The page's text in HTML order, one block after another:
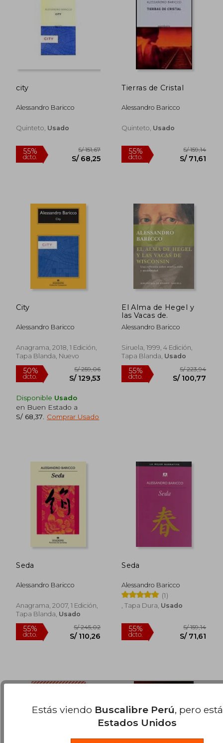
dcto.
dcto. dcto.
city
Alessandro Baricco
Quinteto, Usado
55%
Tierras de Cristal
Alessandro Baricco
Quinteto, Usado
City
Alessandro Baricco
Anagrama, 2018, 1 Edición,
Tapa Blanda, Nuevo
Disponible Usado
en Buen Estado a
S/ 68,37
Comprar Usado
El Alma de Hegel y
las Vacas de.
Alessandro Baricco
Siruela, 1999, 4 Edición,
Tapa Blanda, Usado
Seda
Alessandro Baricco
Anagrama, 2007, 1 Edición,
Tapa Blanda, Usado
Seda
Alessandro Baricco
(1)
, Tapa Dura, Usado
Estás viendo Buscalibre Perú, pero
Estados Unidos